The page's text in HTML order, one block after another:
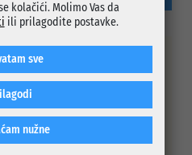
informacija
građanima pruži
kako bi lakše
komunicirali sa
kolačići. Molimo Vas da
ili prilagodite postavke.
nužne
sve